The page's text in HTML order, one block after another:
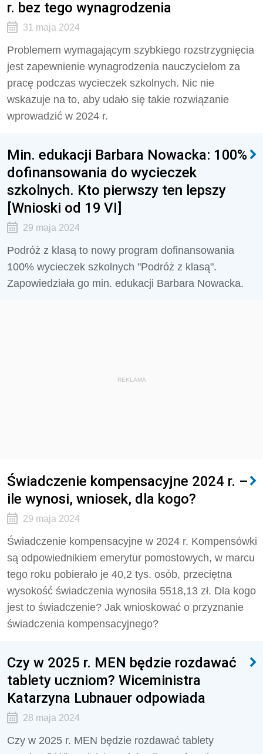
r. bez tego wynagrodzenia
31 maja 2024
Problemem wymagającym szybkiego rozstrzygnięcia
jest zapewnienie wynagrodzenia nauczycielom za
pracę podczas wycieczek szkolnych. Nic nie
wskazuje na to, aby udało się takie rozwiązanie
wprowadzić w 2024 r.
Min. edukacji Barbara Nowacka: 100%
dofinansowania do wycieczek
szkolnych. Kto pierwszy ten lepszy
[Wnioski od 19 VI]
29 maja 2024
Podróż z klasą to nowy program dofinansowania
100% wycieczek szkolnych "Podróż z klasą".
Zapowiedziała go min. edukacji Barbara Nowacka.
REKLAMA
Świadczenie kompensacyjne 2024 r. –
ile wynosi, wniosek, dla kogo?
29 maja 2024
Świadczenie kompensacyjne w 2024 r. Kompensówki
są odpowiednikiem emerytur pomostowych, w marcu
tego roku pobierało je 40,2 tys. osób, przeciętna
wysokość świadczenia wynosiła 5518,13 zł. Dla kogo
jest to świadczenie? Jak wnioskować o przyznanie
świadczenia kompensacyjnego?
Czy w 2025 r. MEN będzie rozdawać
tablety uczniom? Wiceministra
Katarzyna Lubnauer odpowiada
28 maja 2024
Czy w 2025 r. MEN będzie rozdawać tablety